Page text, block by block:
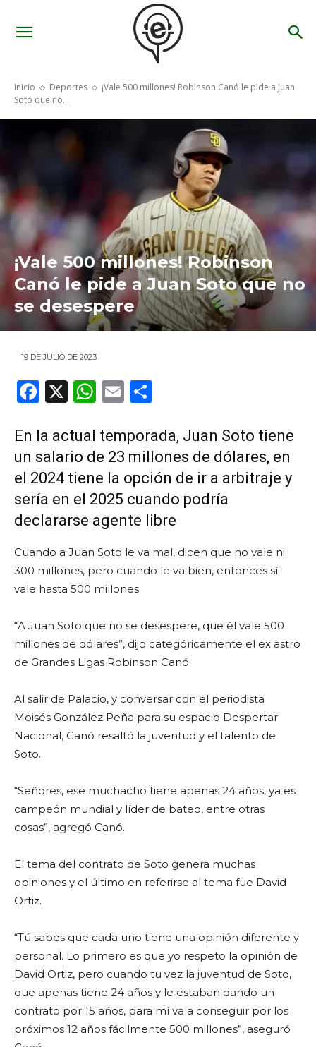
Inicio Deportes
¡Vale 500 millones! Robinson Canó le pide a Juan
Soto que no...
¡Vale 500 millones! Robinson
Canó le pide a Juan Soto que no
se desespere
19 DE JULIO DE 2023
F
c
e
b
o
o
k
X
W
a
ts
A
p
p
E
ai
l
m
p
ar
ti
r
En la actual temporada, Juan Soto tiene
un salario de 23 millones de dólares, en
el 2024 tiene la opción de ir a arbitraje y
sería en el 2025 cuando podría
declararse agente libre
Cuando a Juan Soto le va mal, dicen que no vale ni
300 millones, pero cuando le va bien, entonces sí
vale hasta 500 millones.
“A Juan Soto que no se desespere, que él vale 500
millones de dólares”, dijo categóricamente el ex astro
de Grandes Ligas Robinson Canó.
Al salir de Palacio, y conversar con el periodista
Moisés González Peña para su espacio Despertar
Nacional, Canó resaltó la juventud y el talento de
Soto.
“Señores, ese muchacho tiene apenas 24 años, ya es
campeón mundial y líder de bateo, entre otras
cosas”, agregó Canó.
El tema del contrato de Soto genera muchas
opiniones y el último en referirse al tema fue David
Ortiz.
“Tú sabes que cada uno tiene una opinión diferente y
personal. Lo primero es que yo respeto la opinión de
David Ortiz, pero cuando tu vez la juventud de Soto,
que apenas tiene 24 años y le estaban dando un
contrato por 15 años, para mí va a conseguir por los
próximos 12 años fácilmente 500 millones”, aseguró